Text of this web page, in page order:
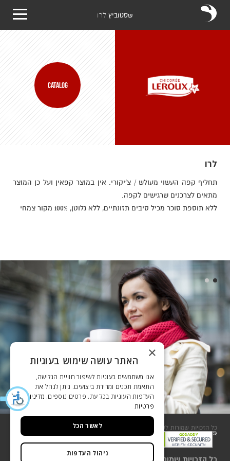
שסטוביץ לרו
CATALOG
לרו
תחליף קפה העשוי מעולש / צ'יקורי. אין במוצר קפאין ועל כן המוצר
מתאים לצרכנים שרגישים לקפה.
ללא תוספת סוכר מכיל סיבים תזונתיים, ללא גלוטן, 100% מקור צמחי
כל הזכויות שמורות לשסטוביץ 2018
× האתר עושה שימוש בעוגיות
אנו משתמשים בעוגיות לשיפור חוויית הגלישה,
התאמת תכנים ומדידת ביצועים. ניתן לנהל את
העדפות העוגיות בכל עת. פרטים נוספים. מדיניות
פרטיות
לאשר הכל
ניהול העדפות